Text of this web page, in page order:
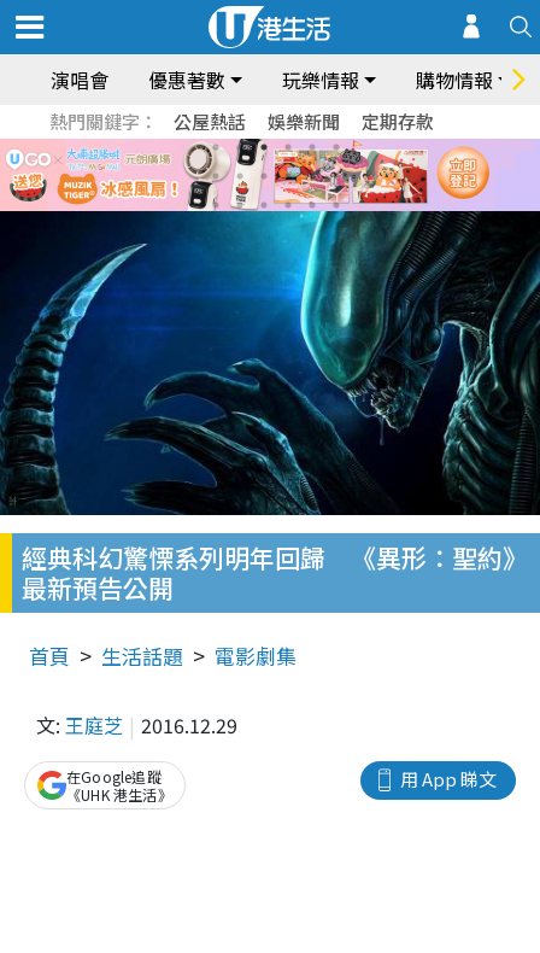
演唱會 優惠著數 玩樂情報 購物情報
熱門關鍵字： 公屋熱話 娛樂新聞 定期存款
經典科幻驚慄系列明年回歸 《異形：聖約》
最新預告公開
首頁 生活話題 電影劇集
文: 王庭芝 2016.12.29
用 App 睇文
在Google追蹤
《UHK 港生活》